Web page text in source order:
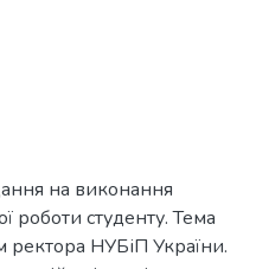
на виконання
роботи студенту. Тема
ректора НУБіП України.